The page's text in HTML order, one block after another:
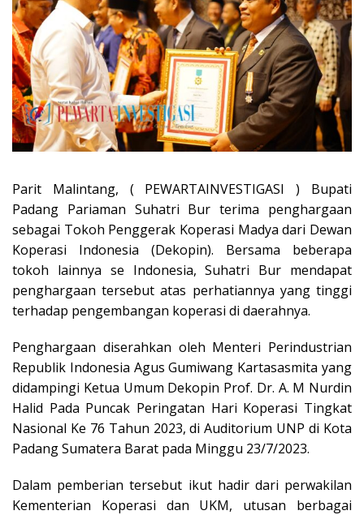
Parit Malintang, ( PEWARTAINVESTIGASI ) Bupati
Padang Pariaman Suhatri Bur terima penghargaan
sebagai Tokoh Penggerak Koperasi Madya dari Dewan
Koperasi Indonesia (Dekopin). Bersama beberapa
tokoh lainnya se Indonesia, Suhatri Bur mendapat
penghargaan tersebut atas perhatiannya yang tinggi
terhadap pengembangan koperasi di daerahnya.
Penghargaan diserahkan oleh Menteri Perindustrian
Republik Indonesia Agus Gumiwang Kartasasmita yang
didampingi Ketua Umum Dekopin Prof. Dr. A. M Nurdin
Halid Pada Puncak Peringatan Hari Koperasi Tingkat
Nasional Ke 76 Tahun 2023, di Auditorium UNP di Kota
Padang Sumatera Barat pada Minggu 23/7/2023.
Dalam pemberian tersebut ikut hadir dari perwakilan
Kementerian Koperasi dan UKM, utusan berbagai